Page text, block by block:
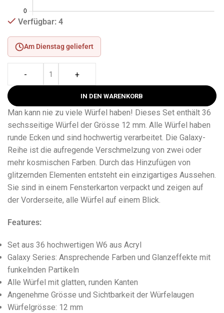
Verfügbar: 4
Am Dienstag geliefert
- +
IN DEN WARENKORB
Man kann nie zu viele Würfel haben! Dieses Set enthält 36
sechsseitige Würfel der Grösse 12 mm. Alle Würfel haben
runde Ecken und sind hochwertig verarbeitet. Die Galaxy-
Reihe ist die aufregende Verschmelzung von zwei oder
mehr kosmischen Farben. Durch das Hinzufügen von
glitzernden Elementen entsteht ein einzigartiges Aussehen.
Sie sind in einem Fensterkarton verpackt und zeigen auf
der Vorderseite, alle Würfel auf einem Blick.
Features:
Set aus 36 hochwertigen W6 aus Acryl
Galaxy Series: Ansprechende Farben und Glanzeffekte mit
funkelnden Partikeln
Alle Würfel mit glatten, runden Kanten
Angenehme Grösse und Sichtbarkeit der Würfelaugen
Würfelgrösse: 12 mm